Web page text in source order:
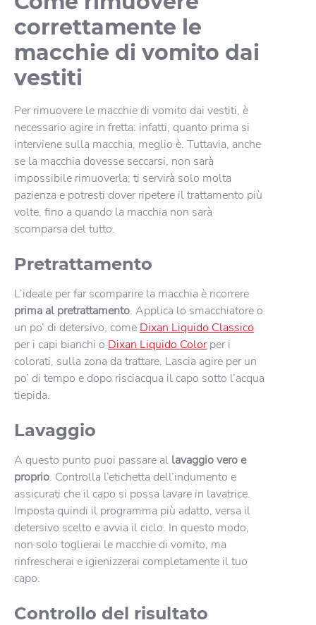
correttamente le
macchie di vomito dai
vestiti
Per rimuovere le macchie di vomito dai vestiti, è
necessario agire in fretta: infatti, quanto prima si
interviene sulla macchia, meglio è. Tuttavia, anche
se la macchia dovesse seccarsi, non sarà
impossibile rimuoverla; ti servirà solo molta
pazienza e potresti dover ripetere il trattamento più
volte, fino a quando la macchia non sarà
scomparsa del tutto.
Pretrattamento
L’ideale per far scomparire la macchia è ricorrere
prima al pretrattamento. Applica lo smacchiatore o
un po’ di detersivo, comeDixan Liquido Classico
per i capi bianchi o Dixan Liquido Colorper i
colorati, sulla zona da trattare. Lascia agire per un
po’ di tempo e dopo risciacqua il capo sotto l’acqua
tiepida.
Lavaggio
A questo punto puoi passare al lavaggio vero e
proprio. Controlla l’etichetta dell’indumento e
assicurati che il capo si possa lavare in lavatrice.
Imposta quindi il programma più adatto, versa il
detersivo scelto e avvia il ciclo. In questo modo,
non solo toglierai le macchie di vomito, ma
rinfrescherai e igienizzerai completamente il tuo
capo.
Controllo del risultato